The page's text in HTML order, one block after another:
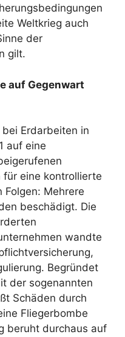
Weltkrieg auch
der
gilt.
auf Gegenwart
Erdarbeiten in
auf eine
für eine kontrollierte
Folgen: Mehrere
beschädigt. Die
wandte
Begründet
der sogenannten
Schäden durch
Fliegerbombe
beruht durchaus auf